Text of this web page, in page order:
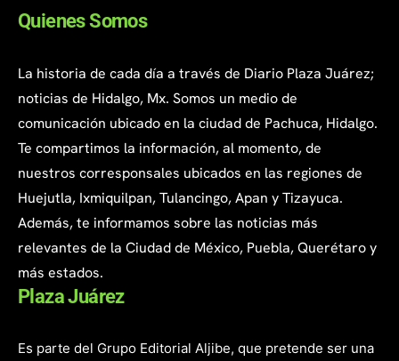
Quienes Somos
La historia de cada día a través de Diario Plaza Juárez;
noticias de Hidalgo, Mx. Somos un medio de
comunicación ubicado en la ciudad de Pachuca, Hidalgo.
Te compartimos la información, al momento, de
nuestros corresponsales ubicados en las regiones de
Huejutla, Ixmiquilpan, Tulancingo, Apan y Tizayuca.
Además, te informamos sobre las noticias más
relevantes de la Ciudad de México, Puebla, Querétaro y
más estados.
Plaza Juárez
Es parte del Grupo Editorial Aljibe, que pretende ser una